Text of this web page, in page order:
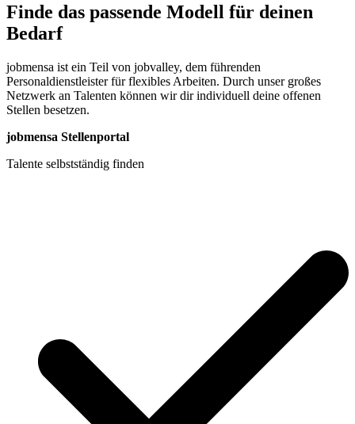
Finde das passende Modell für deinen
Bedarf
jobmensa ist ein Teil von jobvalley, dem führenden
Personaldienstleister für flexibles Arbeiten. Durch unser großes
Netzwerk an Talenten können wir dir individuell deine offenen
Stellen besetzen.
jobmensa Stellenportal
Talente selbstständig finden